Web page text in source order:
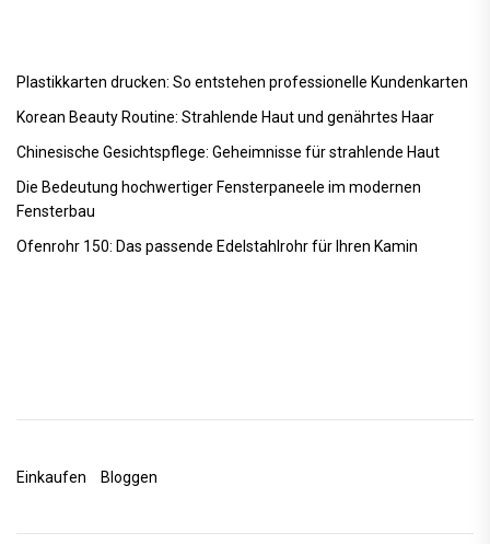
Plastikkarten drucken: So entstehen professionelle Kundenkarten
Korean Beauty Routine: Strahlende Haut und genährtes Haar
Chinesische Gesichtspflege: Geheimnisse für strahlende Haut
Die Bedeutung hochwertiger Fensterpaneele im modernen
Fensterbau
Ofenrohr 150: Das passende Edelstahlrohr für Ihren Kamin
Einkaufen Bloggen